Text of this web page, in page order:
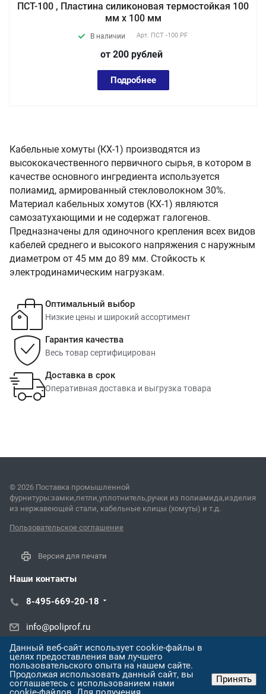
ПСТ-100 , Пластина силиконовая термостойкая 100
мм х 100 мм
В наличии Арт. ПСТ -100 PF
от 200 рублей
Подробнее
Кабельные хомуты (КХ-1) производятся из
высококачественного первичного сырья, в котором в
качестве основного ингредиента используется
полиамид, армированный стекловолокном 30%.
Материал кабельных хомутов (КХ-1) являются
самозатухающими и не содержат галогенов.
Предназначены для одиночного крепления всех видов
кабелей среднего и высокого напряжения с наружным
диаметром от 45 мм до 89 мм. Стойкость к
электродинамическим нагрузкам.
Оптимальный выбор
Низкие цены и широкий ассортимент
Гарантия качества
Весь товар сертифицирован
Доставка в срок
Оперативная доставка и выгрузка товара
© 2026 Поставка промышленной
фурнитуры:замки,петли,уплотнитель,ручки из полиамида,изделия
из нержавеющей стали, кабельные клицы (хомуты) и т.д.
Пользовательское соглашение
Версия для печати
Наши контакты
8-495-669-20-18
info@poliprof.ru
ул. Латышских Стрелков, 31О
Данный веб-сайт использует cookie-файлы в
целях предоставления вам лучшего
пользовательского опыта на нашем сайте.
Продолжая использовать данный сайт, вы
соглашаетесь с использованием нами
Принять